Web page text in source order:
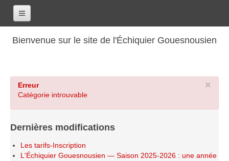
Bienvenue sur le site de l'Échiquier Gouesnousien
Les renseignements
Les coordonnées
Les horaires
Les licenciés
×
Erreur
Catégorie introuvable
Dernières modifications
Les tarifs-Inscription
L'Échiquier Gouesnousien — Saison 2025-2026 : une année